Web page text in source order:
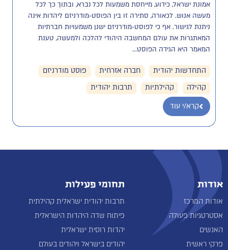
אמונת ישראל, כידוע, מייחסת משמעות לכל נברא, ובתוך כך לכל
ניתנת לגישור. אף כי לפוסט-מודרניזם ישנן משמעויות חברתיות
המאתגרות את עולם המחשבה היהודי להלכה ולמעשה, טענת
המאמר היא הגידה הפוסט...
התחדשות יהודית חברה אזרחית
פוסט מודרניזם
קהילה
קהילתיות
תרבות יהודית
קרא/י עוד
אודות
אודות המרכז
אסטרטגיות פעולה
האנשים
פרקי ראשית
תחומי פעילות
תרבות יהודית ישראלית קהילתית
פיתוח שדה היהדות הישראלית
יהדות רוסית ישראלית
יהודים בישראל ויהודים בעולם